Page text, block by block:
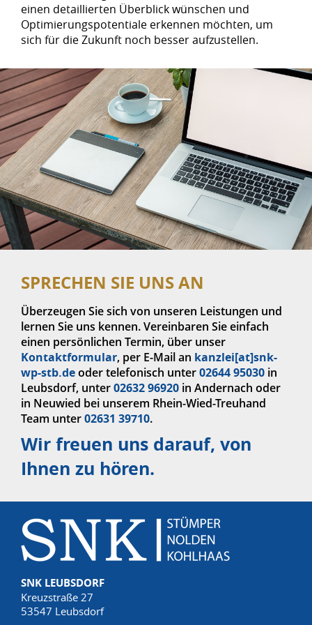
einen detaillierten Überblick wünschen und
Optimierungspotentiale erkennen möchten, um
sich für die Zukunft noch besser aufzustellen.
SPRECHEN SIE UNS AN
Überzeugen Sie sich von unseren Leistungen und
lernen Sie uns kennen. Vereinbaren Sie einfach
einen persönlichen Termin, über unser
Kontaktformular, per E-Mail an kanzlei[at]snk-
wp-stb.deoder telefonisch unter02644 95030 in
Leubsdorf, unter02632 96920 in Andernach oder
in Neuwied bei unserem Rhein-Wied-Treuhand
Team unter02631 39710.
Wir freuen uns darauf, von
Ihnen zu hören.
SNK LEUBSDORF
Kreuzstraße 27
53547 Leubsdorf